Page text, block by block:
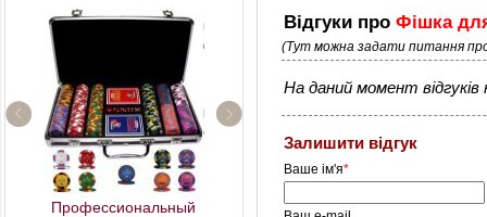
Профессиональный
Керамические фишки
«EPT PokerStars»
Відгуки про Фішка
(Тут можна задати питання
На даний момент відгуків
Залишити відгук
Ваше ім'я*